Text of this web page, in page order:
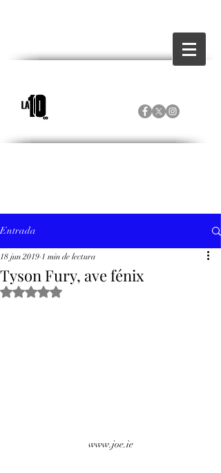
Entrada
Tyson Fury, ave fénix
18 jun 2019 1 min de lectura
Obtuvo NaN de 5 estrellas.
www.joe.ie